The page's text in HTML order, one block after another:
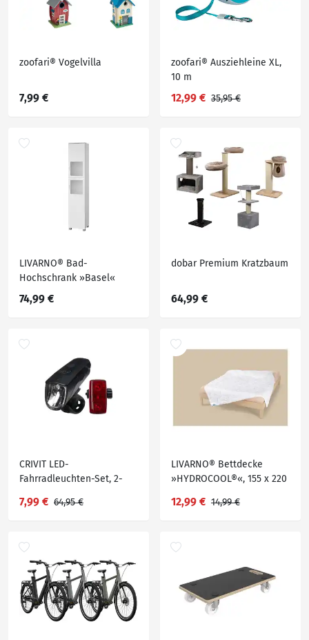
zoofari® Vogelvilla
7,99 €
zoofari® Ausziehleine XL,
10 m
12,99 € 35,95 €
LIVARNO® Bad-
Hochschrank »Basel«
74,99 €
dobar Premium Kratzbaum
64,99 €
CRIVIT LED-
Fahrradleuchten-Set, 2-
7,99 € 64,95 €
LIVARNO® Bettdecke
»HYDROCOOL®«, 155 x 220
12,99 € 14,99 €